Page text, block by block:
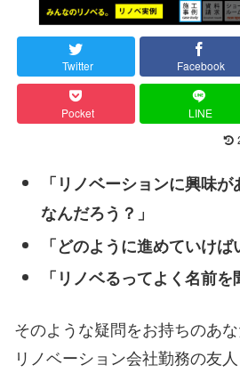
Twitter Facebook
Pocket LINE
「リノベーションに興味
なんだろう？」
「どのように進めていけば
「リノベるってよく名前を
そのような疑問をお持ちのあ
リノベーション会社勤務の友人